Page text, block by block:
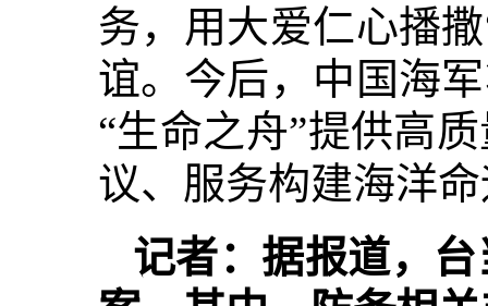
务，用大爱仁心播
谊。今后，中国海
“生命之舟”提供高
议、服务构建海洋
记者：据报道，